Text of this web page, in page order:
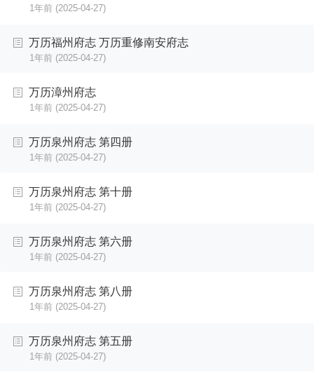
1年前 (2025-04-27)
万历福州府志 万历重修南安府志
1年前 (2025-04-27)
万历漳州府志
1年前 (2025-04-27)
万历泉州府志 第四册
1年前 (2025-04-27)
万历泉州府志 第十册
1年前 (2025-04-27)
万历泉州府志 第六册
1年前 (2025-04-27)
万历泉州府志 第八册
1年前 (2025-04-27)
万历泉州府志 第五册
1年前 (2025-04-27)